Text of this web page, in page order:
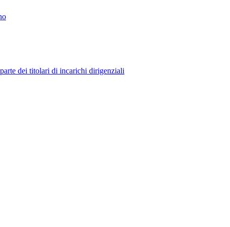
dei titolari di incarichi dirigenziali